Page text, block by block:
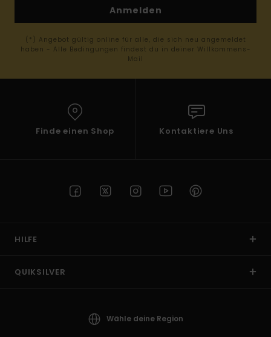
Anmelden
(*) Angebot gültig online für alle, die sich neu angemeldet
haben - Alle Bedingungen findest du in deiner Willkommens-
Mail
Finde einen Shop Kontaktiere Uns
HILFE
QUIKSILVER
Wähle deine Region